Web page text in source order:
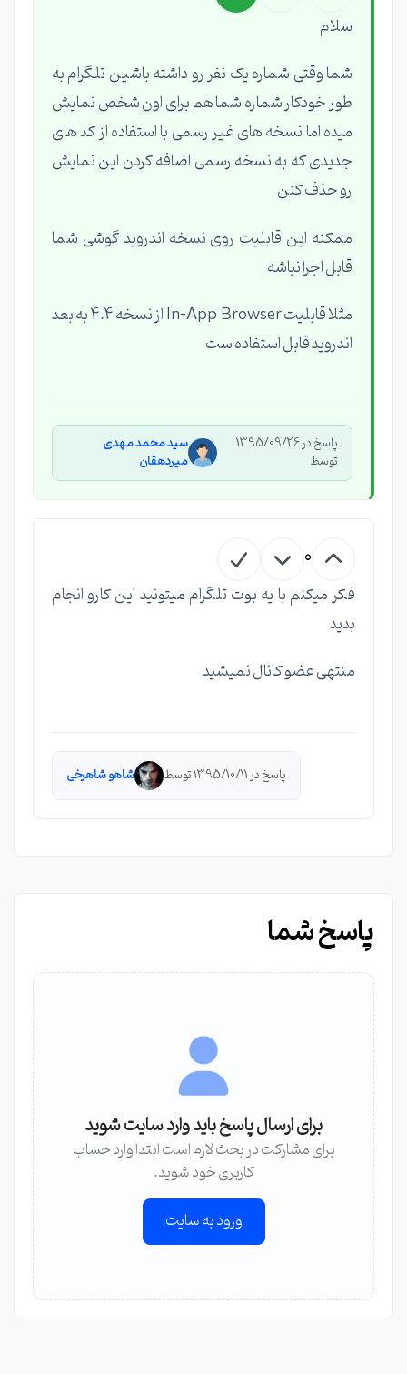
سلام
شما وقتی شماره یک نفر رو داشته باشین تلگرام به
طور خودکار شماره شما هم برای اون شخص نمایش
میده اما نسخه های غیر رسمی با استفاده از کد های
جدیدی که به نسخه رسمی اضافه کردن این نمایش
رو حذف کنن
ممکنه این قابلیت روی نسخه اندروید گوشی شما
قابل اجرا نباشه
مثلا قابلیت In-App Browser از نسخه 4.4 به بعد
اندروید قابل استفاده ست
پاسخ در 1395/09/26
توسط
سید محمد مهدی
میردهقان
0
فکر میکنم با یه بوت تلگرام میتونید این کارو انجام
بدید
منتهی عضو کانال نمیشید
پاسخ در 1395/10/11 توسط شاهو شاهرخی
پاسخ شما
برای ارسال پاسخ باید وارد سایت شوید
برای مشارکت در بحث لازم است ابتدا وارد حساب
کاربری خود شوید.
ورود به سایت